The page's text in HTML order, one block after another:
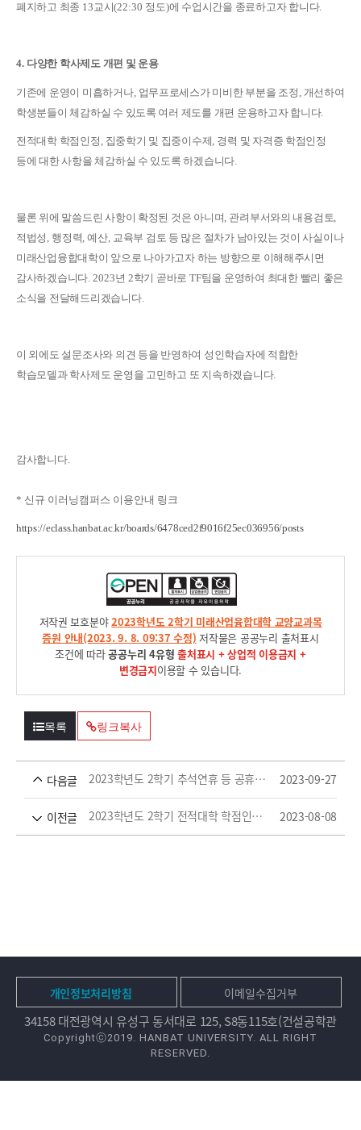
폐지하고 최종 13교시(22:30 정도)에 수업시간을 종료하고자 합니다.
4. 다양한 학사제도 개편 및 운용
기존에 운영이 미흡하거나, 업무프로세스가 미비한 부분을 조정 , 개선하여
학생분들이 체감하실 수 있도록 여러 제도를 개편 운용하고자 합니다.
전적대학 학점인정 , 집중학기 및 집중이수제, 경력 및 자격증 학점인정
등에 대한 사항을 체감하실 수 있도록 하겠습니다.
물론 위에 말씀드린 사항이 확정된 것은 아니며, 관려부서와의 내용검토,
적법성 ,행정력,예산, 교육부 검토 등 많은 절차가 남아있는 것이 사실이나
미래산업융합대학이 앞으로 나아가고자 하는 방향으로 이해해주시면
감사하겠습니다. 2023년 2학기 곧바로 TF팀을 운영하여 최대한 빨리 좋은
소식을 전달해드리겠습니다.
이 외에도 설문조사와 의견 등을 반영하여 성인학습자에 적합한
학습모델과 학사제도 운영을 고민하고 또 지속하겠습니다.
감사합니다.
* 신규 이러닝캠퍼스 이용안내 링크
https://eclass.hanbat.ac.kr/boards/6478ced2f9016f25ec036956/posts
저작권 보호분야2023학년도 2학기 미래산업융합대학 교양교과목
증원 안내(2023. 9. 8. 09:37 수정) 저작물은 공공누리 출처표시
조건에 따라공공누리 4유형 출처표시 + 상업적 이용금지 +
변경금지이용할 수 있습니다.
목록 링크복사
다음글 2023학년도 2학기 추석연휴 등 공휴일 수업방식 안내드립니다.(교양교과목) 2023-09-27
이전글 2023학년도 2학기 전적대학 학점인정제 안내 2023-08-08
개인정보처리방침 이메일수집거부
34158 대전광역시 유성구 동서대로 125, S8동115호(건설공학관
Copyrightⓒ2019. HANBAT UNIVERSITY. ALL RIGHT
RESERVED.